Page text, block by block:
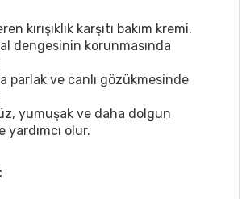
kırışıklık karşıtı bakım kremi.
dengesinin korunmasında
parlak ve canlı gözükmesinde
yumuşak ve daha dolgun
olur.